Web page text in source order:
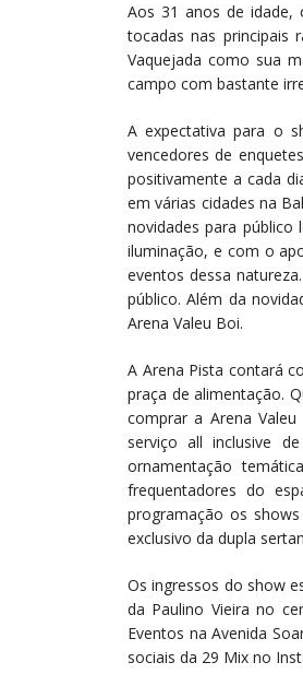
Aos 31 anos de
tocadas nas principais
Vaquejada como sua
campo com bastante
A expectativa para o
vencedores de
positivamente a cada
em várias cidades na
novidades para público
iluminação, e com o
eventos dessa
público. Além da
Arena Valeu Boi.
A Arena Pista contará
praça de alimentação.
comprar a Arena
serviço all inclusive
ornamentação
frequentadores do
programação os
exclusivo da dupla
Os ingressos do show
da Paulino Vieira no
Eventos na Avenida
sociais da 29 Mix no